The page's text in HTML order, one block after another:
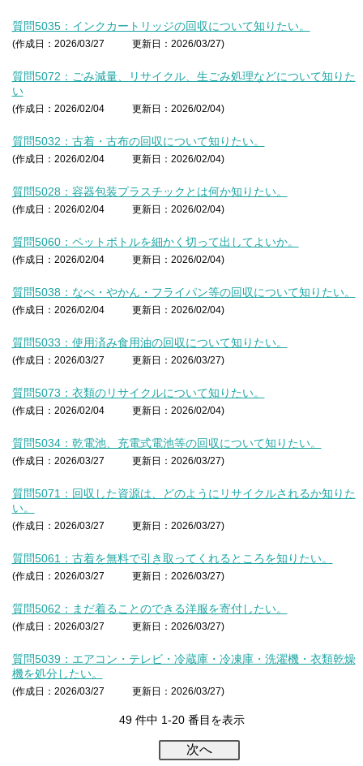
質問5035：インクカートリッジの回収について知りたい。
(作成日：2026/03/27 更新日：2026/03/27)
質問5072：ごみ減量、リサイクル、生ごみ処理などについて知りた
い
(作成日：2026/02/04 更新日：2026/02/04)
質問5032：古着・古布の回収について知りたい。
(作成日：2026/02/04 更新日：2026/02/04)
質問5028：容器包装プラスチックとは何か知りたい。
(作成日：2026/02/04 更新日：2026/02/04)
質問5060：ペットボトルを細かく切って出してよいか。
(作成日：2026/02/04 更新日：2026/02/04)
質問5038：なべ・やかん・フライパン等の回収について知りたい。
(作成日：2026/02/04 更新日：2026/02/04)
質問5033：使用済み食用油の回収について知りたい。
(作成日：2026/03/27 更新日：2026/03/27)
質問5073：衣類のリサイクルについて知りたい。
(作成日：2026/02/04 更新日：2026/02/04)
質問5034：乾電池、充電式電池等の回収について知りたい。
(作成日：2026/03/27 更新日：2026/03/27)
質問5071：回収した資源は、どのようにリサイクルされるか知りた
い。
(作成日：2026/03/27 更新日：2026/03/27)
質問5061：古着を無料で引き取ってくれるところを知りたい。
(作成日：2026/03/27 更新日：2026/03/27)
質問5062：まだ着ることのできる洋服を寄付したい。
(作成日：2026/03/27 更新日：2026/03/27)
質問5039：エアコン・テレビ・冷蔵庫・冷凍庫・洗濯機・衣類乾燥
機を処分したい。
(作成日：2026/03/27 更新日：2026/03/27)
49 件中 1-20 番目を表示